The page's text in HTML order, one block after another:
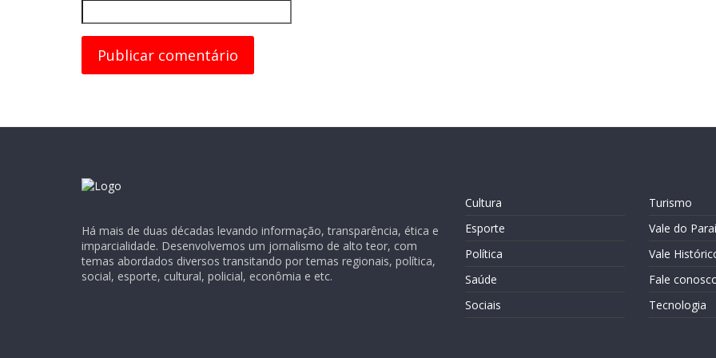
Há mais de duas décadas levando informação, transparência, ética e
imparcialidade. Desenvolvemos um jornalismo de alto teor, com
temas abordados diversos transitando por temas regionais, política,
social, esporte, cultural, policial, econômia e etc.
Cultura
Esporte
Política
Saúde
Sociais
Turismo
Vale do
Vale
Fale
Tecnologia